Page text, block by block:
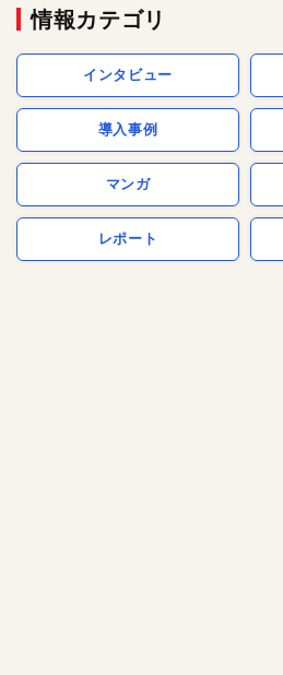
情報カテゴリ
インタビュー
導入事例
マンガ
レポート